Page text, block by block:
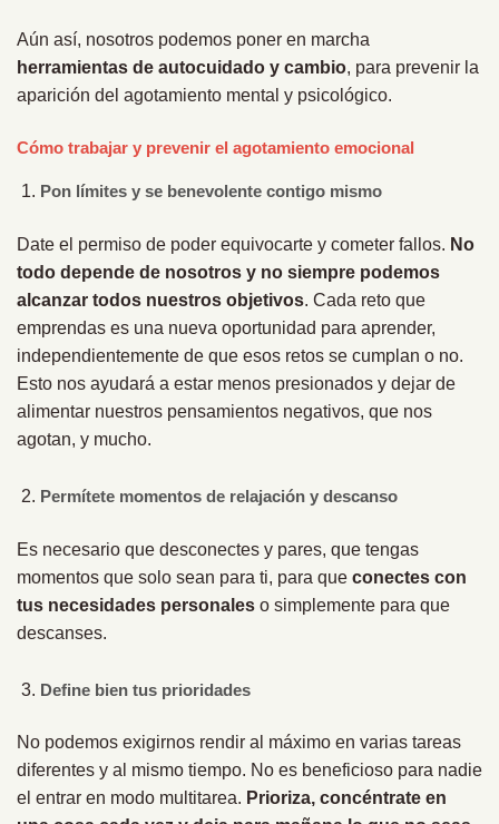
Aún así, nosotros podemos poner en marcha
herramientas de autocuidado y cambio, para prevenir la
aparición del agotamiento mental y psicológico.
Cómo trabajar y prevenir el agotamiento emocional
Pon límites y se benevolente contigo mismo
Date el permiso de poder equivocarte y cometer fallos. No
todo depende de nosotros y no siempre podemos
alcanzar todos nuestros objetivos. Cada reto que
emprendas es una nueva oportunidad para aprender,
independientemente de que esos retos se cumplan o no.
Esto nos ayudará a estar menos presionados y dejar de
alimentar nuestros pensamientos negativos, que nos
agotan, y mucho.
Permítete momentos de relajación y descanso
Es necesario que desconectes y pares, que tengas
momentos que solo sean para ti, para que conectes con
tus necesidades personales o simplemente para que
descanses.
Define bien tus prioridades
No podemos exigirnos rendir al máximo en varias tareas
diferentes y al mismo tiempo. No es beneficioso para nadie
el entrar en modo multitarea. Prioriza, concéntrate en